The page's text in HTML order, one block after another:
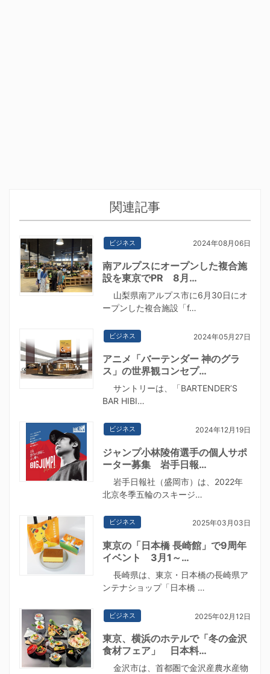
関連記事
ビジネス 2024年08月06日
南アルプスにオープンした複合施
設を東京でPR 8月…
⼭梨県南アルプス市に6月30日にオ
ープンした複合施設「f…
ビジネス 2024年05月27日
アニメ「バーテンダー 神のグラ
ス」の世界観コンセプ…
サントリーは、「BARTENDER’S
BAR HIBI…
ビジネス 2024年12月19日
ジャンプ小林陵侑選手の個人サポ
ーター募集 岩手日報…
岩手日報社（盛岡市）は、2022年
北京冬季五輪のスキージ…
ビジネス 2025年03月03日
東京の「日本橋 長崎館」で9周年
イベント 3月1～…
長崎県は、東京・日本橋の長崎県ア
ンテナショップ「日本橋 …
ビジネス 2025年02月12日
東京、横浜のホテルで「冬の金沢
食材フェア」 日本料…
金沢市は、首都圏で金沢産農水産物